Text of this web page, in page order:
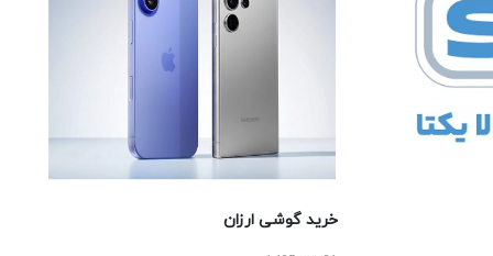
خرید گوشی ارزان